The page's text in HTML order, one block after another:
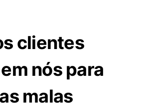
clientes
nós para
malas